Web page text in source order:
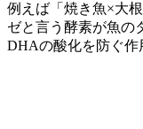
例えば「焼き魚×大
ゼと言う酵素が魚の
DHAの酸化を防ぐ作